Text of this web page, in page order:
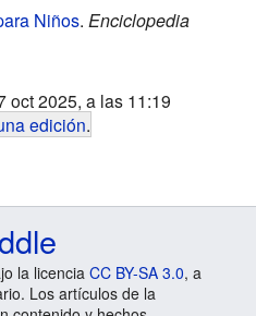
Niños. Enciclopedia
oct 2025, a las 11:19
edición.
la licencia CC BY-SA 3.0, a
Los artículos de la